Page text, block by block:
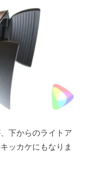
下からのライトア
ッカケにもなりま